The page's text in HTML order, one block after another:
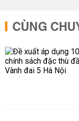
CÙNG